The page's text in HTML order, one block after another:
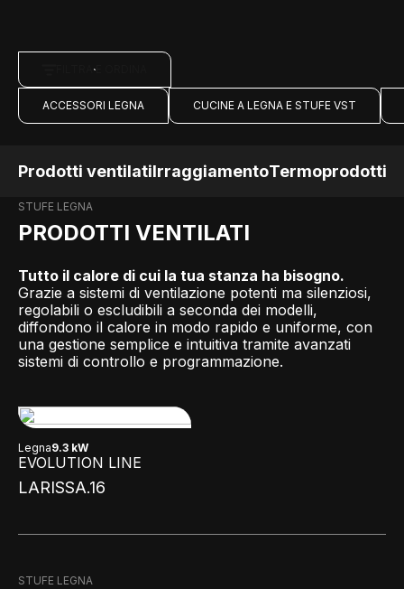
FILTRA E ORDINA
ACCESSORI LEGNA CUCINE A LEGNA E STUFE VST
Prodotti ventilatiIrraggiamentoTermoprodotti
STUFE LEGNA
PRODOTTI VENTILATI
Tutto il calore di cui la tua stanza ha bisogno.
Grazie a sistemi di ventilazione potenti ma silenziosi,
regolabili o escludibili a seconda dei modelli,
diffondono il calore in modo rapido e uniforme, con
una gestione semplice e intuitiva tramite avanzati
sistemi di controllo e programmazione.
Legna9.3 kW
EVOLUTION LINE
LARISSA.16
STUFE LEGNA